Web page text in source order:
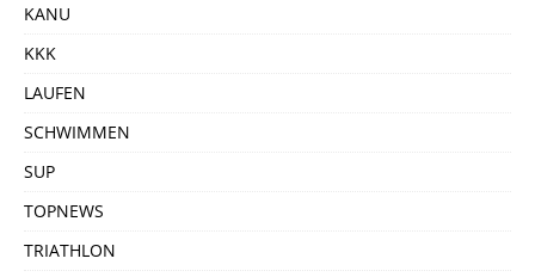
KANU
KKK
LAUFEN
SCHWIMMEN
SUP
TOPNEWS
TRIATHLON